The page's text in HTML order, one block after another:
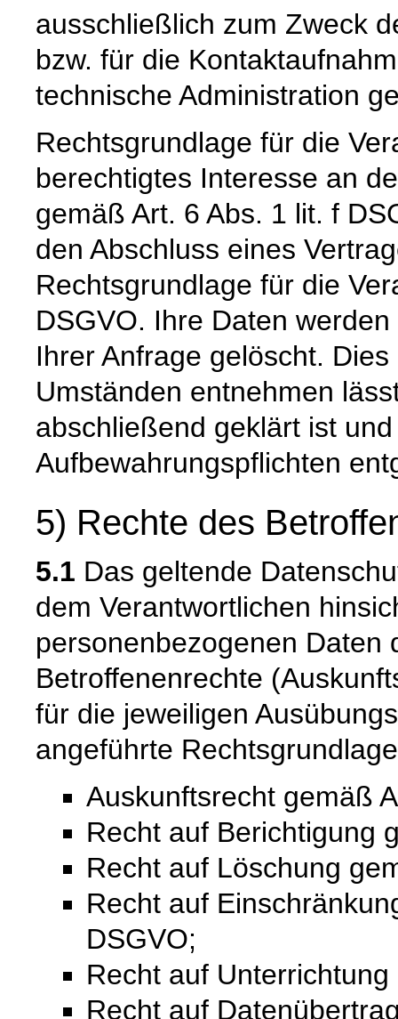
ausschließlich zum Zweck
bzw. für die
technische Administration
Rechtsgrundlage für die
berechtigtes Interesse an
gemäß Art. 6 Abs. 1 lit. f
den Abschluss eines
Rechtsgrundlage für die
DSGVO. Ihre Daten
Ihrer Anfrage gelöscht.
Umständen entnehmen
abschließend geklärt ist
Aufbewahrungspflichten
5) Rechte des
5.1 Das geltende
dem Verantwortlichen
personenbezogenen Daten
Betroffenenrechte
für die jeweiligen
angeführte
Auskunftsrecht gemäß
Recht auf Berichtigung
Recht auf Löschung
Recht auf
DSGVO;
Recht auf
Recht auf